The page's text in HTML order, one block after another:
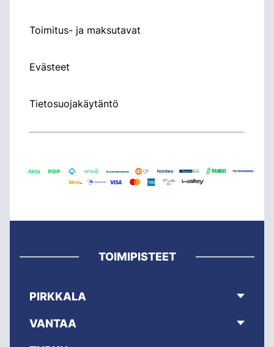
Toimitus- ja maksutavat
Evästeet
Tietosuojakäytäntö
TOIMIPISTEET
PIRKKALA
VANTAA